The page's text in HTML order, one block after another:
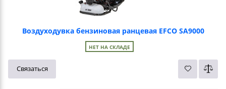
Воздуходувка бензиновая ранцевая EFCO SA9000
НЕТ НА СКЛАДЕ
Связаться